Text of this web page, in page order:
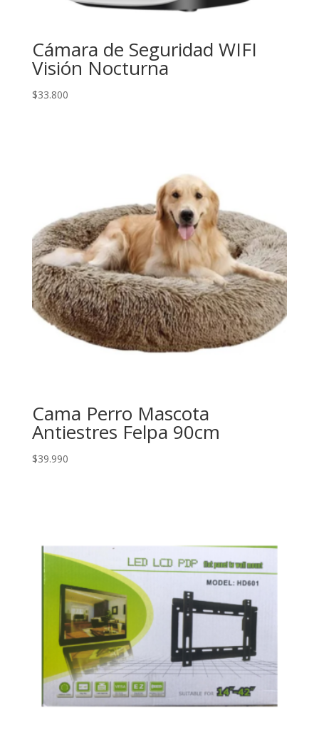
Cámara de Seguridad WIFI
Visión Nocturna
$33.800
Cama Perro Mascota
Antiestres Felpa 90cm
$39.990